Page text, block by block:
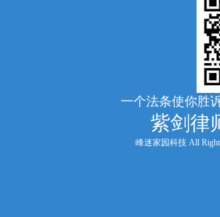
一个法条使你胜
紫剑律
峰迷家园科技 All